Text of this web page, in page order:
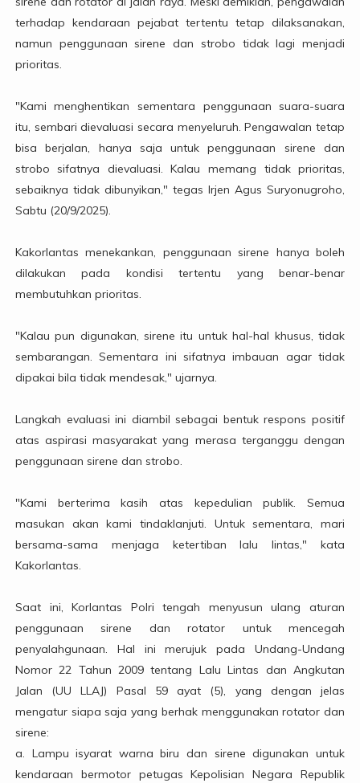
terhadap kendaraan pejabat tertentu tetap dilaksanakan,
namun penggunaan sirene dan strobo tidak lagi menjadi
prioritas.
"Kami menghentikan sementara penggunaan suara-suara
itu, sembari dievaluasi secara menyeluruh. Pengawalan tetap
bisa berjalan, hanya saja untuk penggunaan sirene dan
strobo sifatnya dievaluasi. Kalau memang tidak prioritas,
sebaiknya tidak dibunyikan," tegas Irjen Agus Suryonugroho,
Sabtu (20/9/2025).
Kakorlantas menekankan, penggunaan sirene hanya boleh
dilakukan pada kondisi tertentu yang benar-benar
membutuhkan prioritas.
"Kalau pun digunakan, sirene itu untuk hal-hal khusus, tidak
sembarangan. Sementara ini sifatnya imbauan agar tidak
dipakai bila tidak mendesak," ujarnya.
Langkah evaluasi ini diambil sebagai bentuk respons positif
atas aspirasi masyarakat yang merasa terganggu dengan
penggunaan sirene dan strobo.
"Kami berterima kasih atas kepedulian publik. Semua
masukan akan kami tindaklanjuti. Untuk sementara, mari
bersama-sama menjaga ketertiban lalu lintas," kata
Kakorlantas.
Saat ini, Korlantas Polri tengah menyusun ulang aturan
penggunaan sirene dan rotator untuk mencegah
penyalahgunaan. Hal ini merujuk pada Undang-Undang
Nomor 22 Tahun 2009 tentang Lalu Lintas dan Angkutan
Jalan (UU LLAJ) Pasal 59 ayat (5), yang dengan jelas
mengatur siapa saja yang berhak menggunakan rotator dan
sirene:
a. Lampu isyarat warna biru dan sirene digunakan untuk
kendaraan bermotor petugas Kepolisian Negara Republik